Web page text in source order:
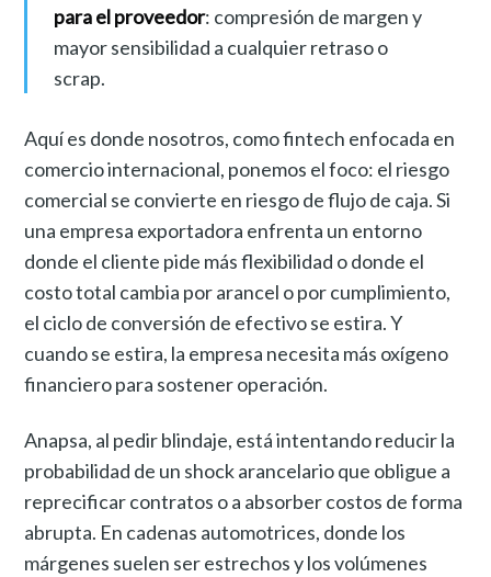
para el proveedor: compresión de margen y
mayor sensibilidad a cualquier retraso o
scrap.
Aquí es donde nosotros, como fintech enfocada en
comercio internacional, ponemos el foco: el riesgo
comercial se convierte en riesgo de flujo de caja. Si
una empresa exportadora enfrenta un entorno
donde el cliente pide más flexibilidad o donde el
costo total cambia por arancel o por cumplimiento,
el ciclo de conversión de efectivo se estira. Y
cuando se estira, la empresa necesita más oxígeno
financiero para sostener operación.
Anapsa, al pedir blindaje, está intentando reducir la
probabilidad de un shock arancelario que obligue a
reprecificar contratos o a absorber costos de forma
abrupta. En cadenas automotrices, donde los
márgenes suelen ser estrechos y los volúmenes